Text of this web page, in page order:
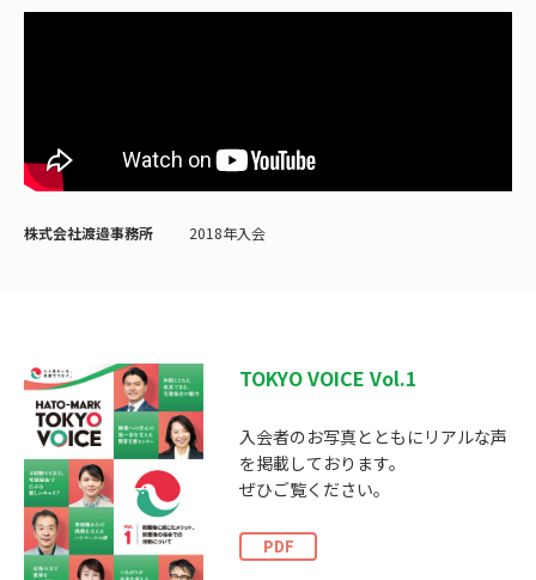
株式会社渡邉事務所 2018年入会
TOKYO VOICE Vol.1
入会者のお写真とともにリアルな声
を掲載しております。
ぜひご覧ください。
PDF